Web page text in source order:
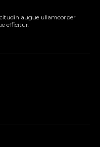
augue ullamcorper
efficitur.